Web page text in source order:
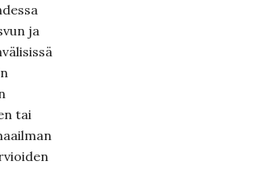
ja
tai